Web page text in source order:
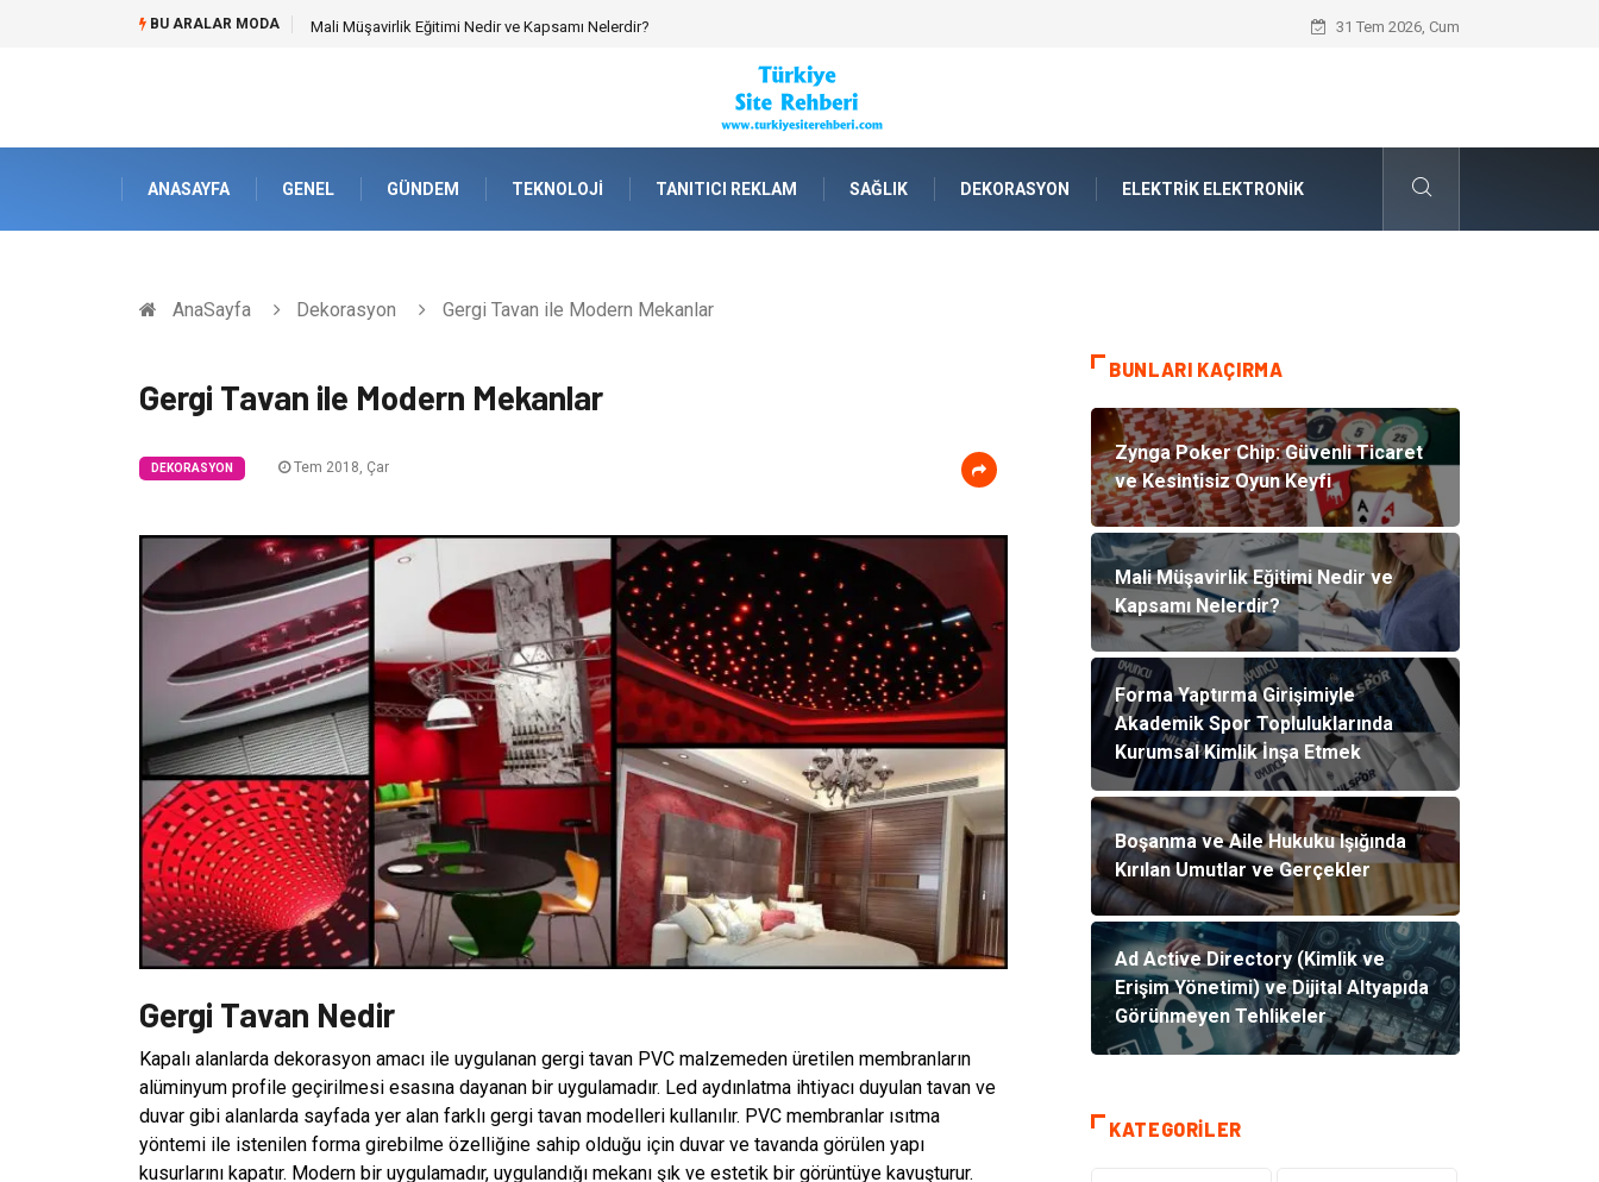
BU ARALAR MODA Mali Müşavirlik Eğitimi Nedir ve Kapsamı Nelerdir? Forma Yaptırma Girişimiyle Akademik
31 Tem 2026, Cum
ANASAYFA GENEL GÜNDEM TEKNOLOJI TANITICI REKLAM SAĞLIK DEKORASYON ELEKTRIK ELEKTRONIK
AnaSayfa Dekorasyon Gergi Tavan ile Modern Mekanlar
Gergi Tavan ile Modern Mekanlar
DEKORASYON Tem 2018, Çar
Gergi Tavan Nedir
Kapalı alanlarda dekorasyon amacı ile uygulanan gergi tavan PVC malzemeden üretilen membranların
alüminyum profile geçirilmesi esasına dayanan bir uygulamadır. Led aydınlatma ihtiyacı duyulan tavan ve
duvar gibi alanlarda sayfada yer alan farklı gergi tavan modelleri kullanılır. PVC membranlar ısıtma
yöntemi ile istenilen forma girebilme özelliğine sahip olduğu için duvar ve tavanda görülen yapı
kusurlarını kapatır. Modern bir uygulamadır, uygulandığı mekanı şık ve estetik bir görüntüye kavuşturur.
BUNLARI KAÇIRMA
Zynga Poker Chip: Güvenli Ticaret
ve Kesintisiz Oyun Keyfi
Mali Müşavirlik Eğitimi Nedir ve
Kapsamı Nelerdir?
Forma Yaptırma Girişimiyle
Akademik Spor Topluluklarında
Kurumsal Kimlik İnşa Etmek
Boşanma ve Aile Hukuku Işığında
Kırılan Umutlar ve Gerçekler
Ad Active Directory (Kimlik ve
Erişim Yönetimi) ve Dijital Altyapıda
Görünmeyen Tehlikeler
KATEGORILER